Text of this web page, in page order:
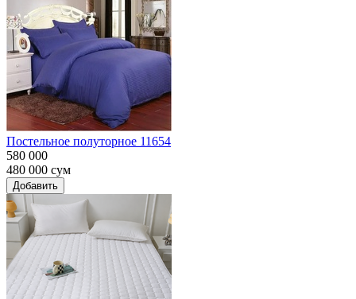
Постельное полуторное 11654
580 000
480 000 сум
Добавить